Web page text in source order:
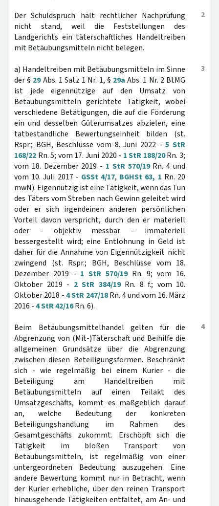
2
Der Schuldspruch hält rechtlicher Nachprüfung
nicht stand, weil die Feststellungen des
Landgerichts ein täterschaftliches Handeltreiben
mit Betäubungsmitteln nicht belegen.
3
a) Handeltreiben mit Betäubungsmitteln im Sinne
der § 29Abs. 1 Satz 1 Nr. 1, § 29a Abs. 1 Nr. 2 BtMG
ist jede eigennützige auf den Umsatz von
Betäubungsmitteln gerichtete Tätigkeit, wobei
verschiedene Betätigungen, die auf die Förderung
ein und desselben Güterumsatzes abzielen, eine
tatbestandliche Bewertungseinheit bilden (st.
Rspr.; BGH, Beschlüsse vom 8. Juni 2022 -5 StR
168/22 Rn. 5; vom 17. Juni 2020 - 1 StR 188/20Rn. 3;
vom 18. Dezember 2019 - 1 StR 570/19Rn. 4 und
vom 10. Juli 2017 - GSSt 4/17, BGHSt 63, 1 Rn. 20
mwN). Eigennützig ist eine Tätigkeit, wenn das Tun
des Täters vom Streben nach Gewinn geleitet wird
oder er sich irgendeinen anderen persönlichen
Vorteil davon verspricht, durch den er materiell
oder - objektiv messbar - immateriell
bessergestellt wird; eine Entlohnung in Geld ist
daher für die Annahme von Eigennützigkeit nicht
zwingend (st. Rspr.; BGH, Beschlüsse vom 18.
Dezember 2019 - 1 StR 570/19Rn. 9; vom 16.
Oktober 2019 - 2 StR 384/19Rn. 8 f.; vom 10.
Oktober 2018 -4 StR 247/18Rn. 4 und vom 16. März
2016 -4 StR 42/16Rn. 6).
4
Beim Betäubungsmittelhandel gelten für die
Abgrenzung von (Mit-)Täterschaft und Beihilfe die
allgemeinen Grundsätze über die Abgrenzung
zwischen diesen Beteiligungsformen. Beschränkt
sich - wie regelmäßig bei einem Kurier - die
Beteiligung am Handeltreiben mit
Betäubungsmitteln auf einen Teilakt des
Umsatzgeschäfts, kommt es maßgeblich darauf
an, welche Bedeutung der konkreten
Beteiligungshandlung im Rahmen des
Gesamtgeschäfts zukommt. Erschöpft sich die
Tätigkeit im bloßen Transport von
Betäubungsmitteln, ist regelmäßig von einer
untergeordneten Bedeutung auszugehen. Eine
andere Bewertung kommt nur in Betracht, wenn
der Kurier erhebliche, über den reinen Transport
hinausgehende Tätigkeiten entfaltet, am An- und